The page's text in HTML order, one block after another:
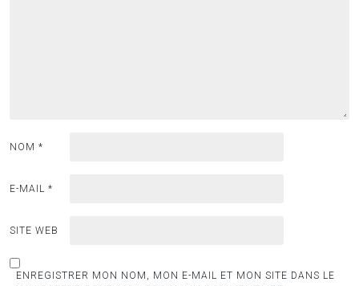
NOM *
E-MAIL *
SITE WEB
ENREGISTRER MON NOM, MON E-MAIL ET MON SITE DANS LE